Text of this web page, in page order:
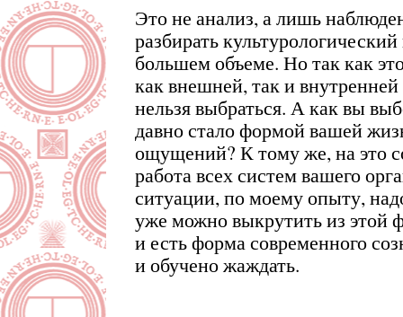
Это не анализ, а лишь
разбирать
большем объеме. Но так как
как внешней, так и
нельзя выбраться. А как вы
давно стало формой вашей
ощущений? К тому же, на это
работа всех систем вашего
ситуации, по моему опыту,
уже можно выкрутить из этой
и есть форма современного
и обучено жаждать.